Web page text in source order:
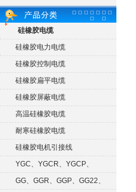
硅橡胶电缆
硅橡胶电力电缆
硅橡胶控制电缆
硅橡胶扁平电缆
硅橡胶屏蔽电缆
高温硅橡胶电缆
耐寒硅橡胶电缆
硅橡胶电机引接线
YGC、YGCR、YGCP、
YGCRP
GG、GGR、GGP、GG22、